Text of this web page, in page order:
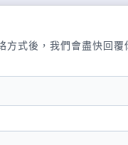
方式後，我們會盡快回覆